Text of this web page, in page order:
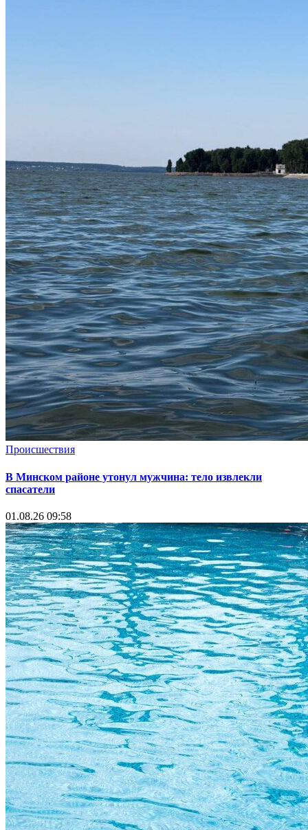
Происшествия
В Минском районе утонул мужчина: тело извлекли
спасатели
01.08.26 09:58